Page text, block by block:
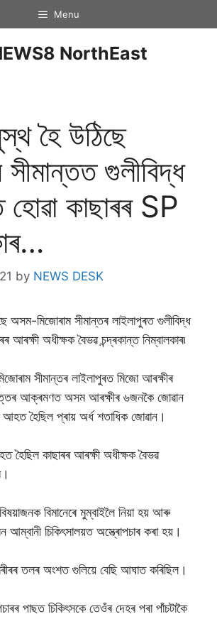
Menu
NorthEast
হৈ উঠিছে
সীমান্তত গুলীবিদ্ধ
কাছাৰৰ SP
by NEWS DESK
অসম-মিজোৰাম সীমান্তৰ লাইলাপুৰত গুলীবিদ্ধ
আৰক্ষী অধীক্ষক বৈভৱ চন্দ্ৰকান্ত নিম্বালকাৰ৷
সীমান্তৰ লাইলাপুৰত মিজো আৰক্ষীৰ
আক্ৰমণত অসম আৰক্ষীৰ ৬জনকৈ জোৱান
হৈছিল প্ৰায় অৰ্ধ শতাধিক জোৱান।
হৈছিল কাছাৰৰ আৰক্ষী অধীক্ষক বৈভৱ
বিমানেৰে মুম্বাইলৈ নিয়া হয় আৰু
আম্বানী চিকিৎসালয়ত অস্ত্ৰোপচাৰ কৰা হয়।
তলৰ অংশত গুলিয়ে বেছি আঘাত কৰিছিল।
পাছত চিকিৎসকে তেওঁৰ দেহৰ পৰা পাঁচটাকৈ